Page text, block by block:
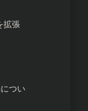
拡張
つい